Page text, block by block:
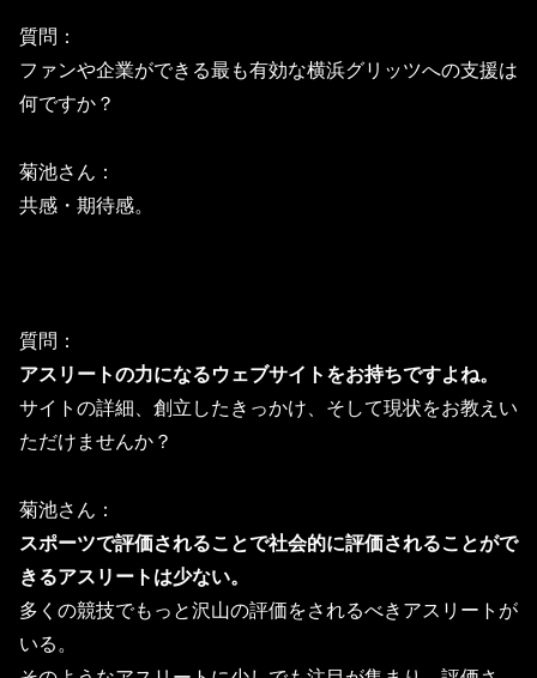
質問：
ファンや企業ができる最も有効な横浜グリッツへの支援は
何ですか ？
菊池さん：
共感・期待感。
質問：
アスリートの力になるウェブサイトをお持ちですよね。
サイトの詳細、創立したきっかけ、 そして現状をお教えい
ただけませんか？
菊池さん：
スポーツで評価されることで社会的に評価されることがで
きるアスリートは少ない。
多くの競技でもっと沢山の評価をされるべきアスリートが
いる。